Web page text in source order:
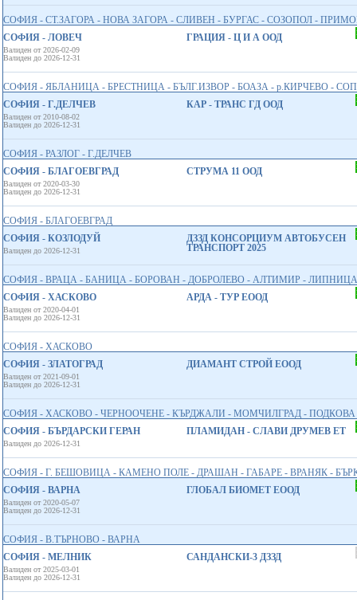
СОФИЯ - СТ.ЗАГОРА - НОВА ЗАГОРА - СЛИВЕН - БУРГАС - СОЗОПОЛ -
СОФИЯ - ЛОВЕЧ
Валиден от 2026-02-09
Валиден до 2026-12-31
ГРАЦИЯ - Ц И А ООД
СОФИЯ - ЯБЛАНИЦА - БРЕСТНИЦА - БЪЛГ.ИЗВОР - БОАЗА - р.КИРЧЕВО -
СОФИЯ - Г.ДЕЛЧЕВ
Валиден от 2010-08-02
Валиден до 2026-12-31
КАР - ТРАНС ГД ООД
СОФИЯ - РАЗЛОГ - Г.ДЕЛЧЕВ
СОФИЯ - БЛАГОЕВГРАД
Валиден от 2020-03-30
Валиден до 2026-12-31
СТРУМА 11 ООД
СОФИЯ - БЛАГОЕВГРАД
СОФИЯ - КОЗЛОДУЙ
Валиден до 2026-12-31
ДЗЗД КОНСОРЦИУМ АВТОБУСЕН
ТРАНСПОРТ 2025
СОФИЯ - ВРАЦА - БАНИЦА - БОРОВАН - ДОБРОЛЕВО - АЛТИМИР -
СОФИЯ - ХАСКОВО
Валиден от 2020-04-01
Валиден до 2026-12-31
АРДА - ТУР ЕООД
СОФИЯ - ХАСКОВО
СОФИЯ - ЗЛАТОГРАД
Валиден от 2021-09-01
Валиден до 2026-12-31
ДИАМАНТ СТРОЙ ЕООД
СОФИЯ - ХАСКОВО - ЧЕРНООЧЕНЕ - КЪРДЖАЛИ - МОМЧИЛГРАД -
СОФИЯ - БЪРДАРСКИ ГЕРАН
Валиден до 2026-12-31
ПЛАМИДАН - СЛАВИ ДРУМЕВ ЕТ
СОФИЯ - Г. БЕШОВИЦА - КАМЕНО ПОЛЕ - ДРАШАН - ГАБАРЕ - ВРАНЯК -
СОФИЯ - ВАРНА
Валиден от 2020-05-07
Валиден до 2026-12-31
ГЛОБАЛ БИОМЕТ EООД
СОФИЯ - В.ТЪРНОВО - ВАРНА
СОФИЯ - МЕЛНИК
Валиден от 2025-03-01
Валиден до 2026-12-31
САНДАНСКИ-3 ДЗЗД